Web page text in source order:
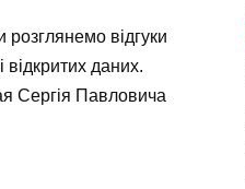
відгуки
відкритих даних.
Сергія Павловича